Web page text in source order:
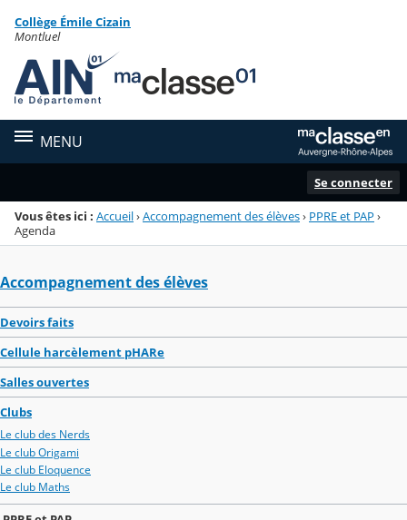
Menu de la rubrique
Contenu
Collège Émile Cizain
Montluel
MENU
Se connecter
Vous êtes ici : Accueil›Accompagnement des élèves› PPRE et PAP ›
Agenda
Accompagnement des élèves
Devoirs faits
Cellule harcèlement pHARe
Salles ouvertes
Clubs
Le club des Nerds
Le club Origami
Le club Eloquence
Le club Maths